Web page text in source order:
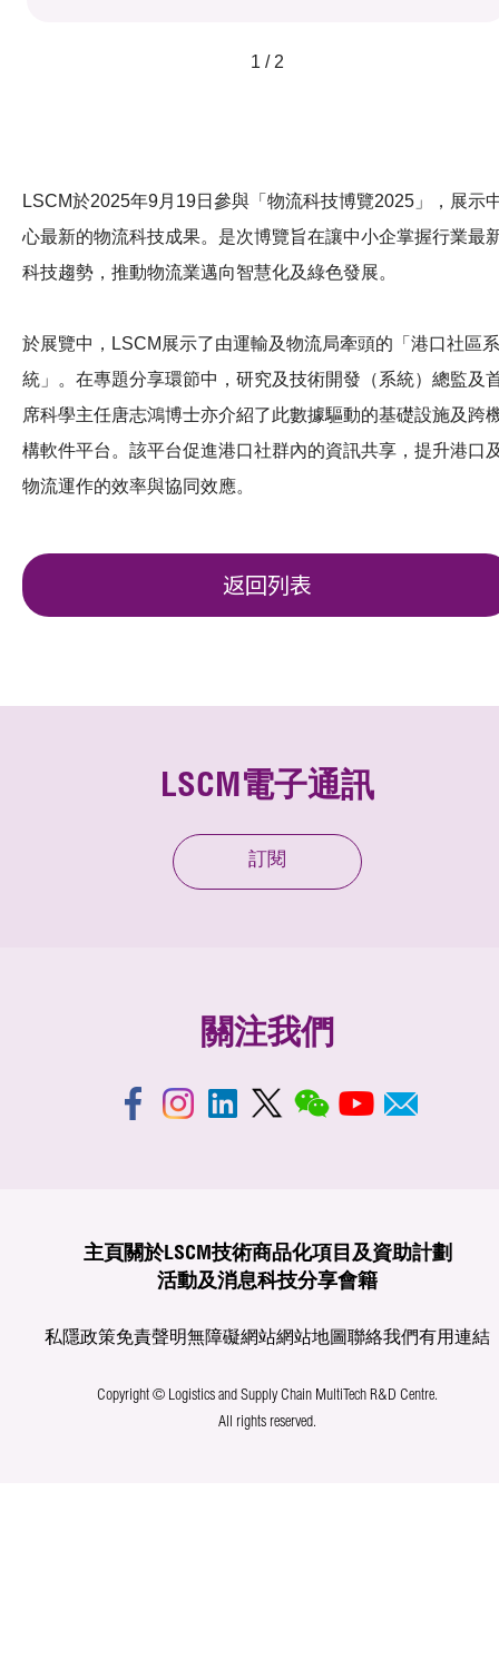
1 / 2
LSCM於2025年9月19日參與「物流科技博覽2025」，展示
心最新的物流科技成果。是次博覽旨在讓中小企掌握行業最
科技趨勢，推動物流業邁向智慧化及綠色發展。
於展覽中，LSCM展示了由運輸及物流局牽頭的「港口社區系
統」。在專題分享環節中，研究及技術開發（系統）總監及
席科學主任唐志鴻博士亦介紹了此數據驅動的基礎設施及跨
構軟件平台。該平台促進港口社群內的資訊共享，提升港口
物流運作的效率與協同效應。
返回列表
LSCM電子通訊
訂閱
關注我們
主頁 關於LSCM技術商品化項目及資助計劃
活動及消息科技分享會籍
私隱政策免責聲明無障礙網站網站地圖聯絡我們有用連結
Copyright © Logistics and Supply Chain MultiTech R&D Centre.
All rights reserved.